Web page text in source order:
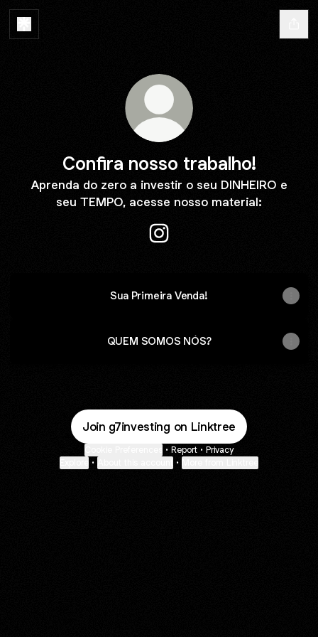
Confira nosso trabalho!
Aprenda do zero a investir o seu DINHEIRO e
seu TEMPO, acesse nosso material:
Sua Primeira Venda!
QUEM SOMOS NÓS?
Join g7investing on Linktree
• Report • Privacy
• •